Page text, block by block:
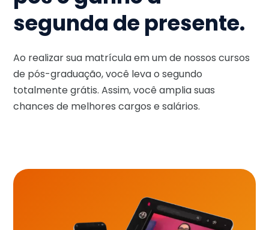
segunda de presente.
Ao realizar sua matrícula em um de nossos cursos
de pós-graduação, você leva o segundo
totalmente grátis. Assim, você amplia suas
chances de melhores cargos e salários.